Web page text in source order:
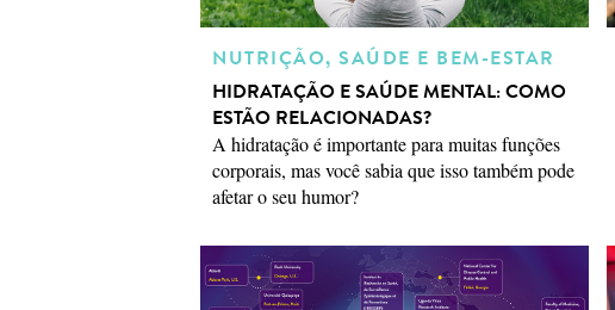
NUTRIÇÃO, SAÚDE E BEM-ESTAR
HIDRATAÇÃO E SAÚDE MENTAL: COMO
ESTÃO RELACIONADAS?
A hidratação é importante para muitas funções
corporais, mas você sabia que isso também pode
afetar o seu humor?